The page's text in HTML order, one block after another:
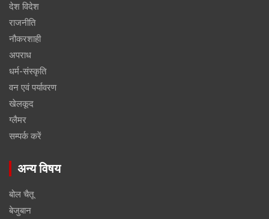
देश विदेश
राजनीति
नौकरशाही
अपराध
धर्म-संस्कृति
वन एवं पर्यावरण
खेलकूद
ग्लैमर
सम्पर्क करें
अन्य विषय
बोल चैतू
बेजुबान